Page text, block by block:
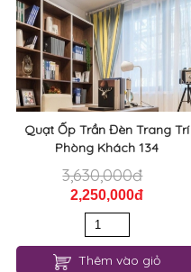
Quạt Ốp Trần Đèn Trang Trí
Phòng Khách 134
3,630,000đ
2,250,000đ
Thêm vào giỏ